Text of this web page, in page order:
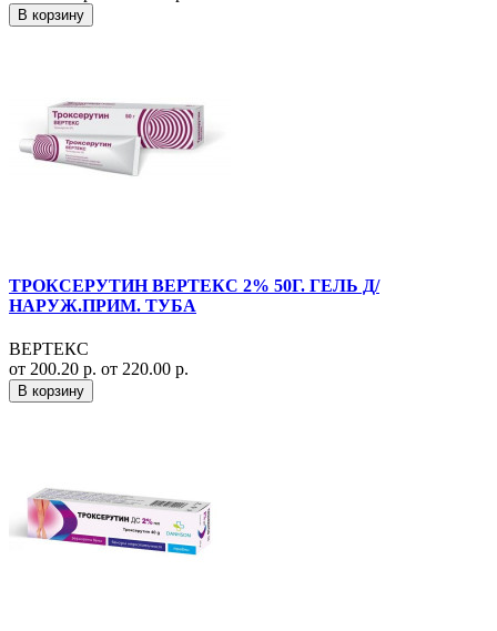
В корзину
ТРОКСЕРУТИН ВЕРТЕКС 2% 50Г. ГЕЛЬ Д/
НАРУЖ.ПРИМ. ТУБА
ВЕРТЕКС
от 200.20 р. от 220.00 р.
В корзину